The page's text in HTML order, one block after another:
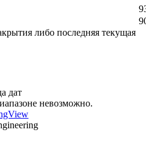
либо последняя текущая
дат
невозможно.